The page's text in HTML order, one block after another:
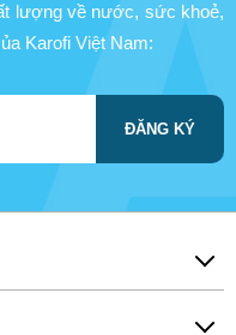
lượng về nước, sức khoẻ,
Karofi Việt Nam:
ĐĂNG KÝ